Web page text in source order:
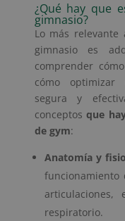
¿Qué hay que
gimnasio?
Lo más
gimnasio es
comprender
cómo optimizar
segura y
conceptosque
de gym:
Anatomía y
funcionamiento
respiratorio.